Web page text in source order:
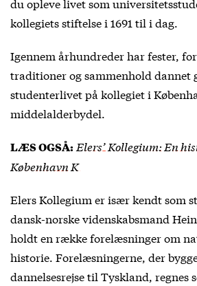
kollegiets stiftelse i 1691 til i dag.
Igennem århundreder har fester,
traditioner og sammenhold dannet
studenterlivet på kollegiet i
middelalderbydel.
LÆS OGSÅ: Elers’ Kollegium: En
København K
Elers Kollegium er især kendt som
dansk-norske videnskabsmand
holdt en række forelæsninger om
historie. Forelæsningerne, der
dannelsesrejse til Tyskland, regnes